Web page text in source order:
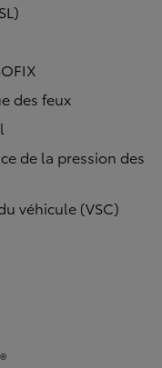
des feux
de la pression des
véhicule (VSC)